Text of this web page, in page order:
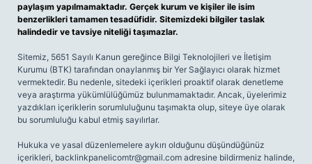
paylaşım yapılmamaktadır. Gerçek kurum ve kişiler ile isim
benzerlikleri tamamen tesadüfidir. Sitemizdeki bilgiler taslak
halindedir ve tavsiye niteliği taşımazlar.
Sitemiz, 5651 Sayılı Kanun gereğince Bilgi Teknolojileri ve İletişim
Kurumu (BTK) tarafından onaylanmış bir Yer Sağlayıcı olarak hizmet
vermektedir. Bu nedenle, sitedeki içerikleri proaktif olarak denetleme
veya araştırma yükümlülüğümüz bulunmamaktadır. Ancak, üyelerimiz
yazdıkları içeriklerin sorumluluğunu taşımakta olup, siteye üye olarak
bu sorumluluğu kabul etmiş sayılırlar.
Hukuka ve yasal düzenlemelere aykırı olduğunu düşündüğünüz
içerikleri, backlinkpanelicomtr@gmail.com adresine bildirmeniz halinde,